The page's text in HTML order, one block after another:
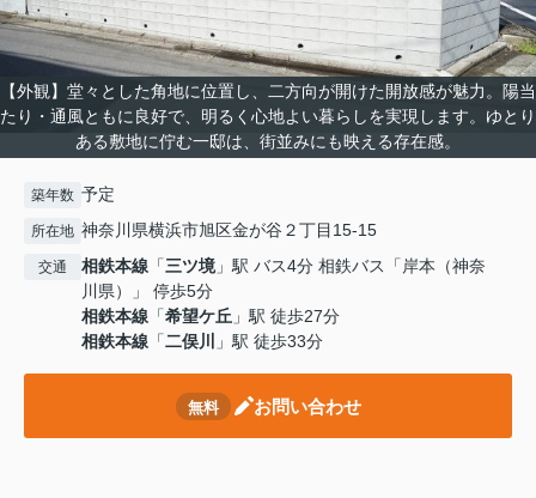
【外観】堂々とした角地に位置し、二方向が開けた開放感が魅力。陽当
たり・通風ともに良好で、明るく心地よい暮らしを実現します。ゆとり
ある敷地に佇む一邸は、街並みにも映える存在感。
築年数 予定
所在地 神奈川県横浜市旭区金が谷２丁目15-15
交通 相鉄本線 「三ツ境」駅 バス4分 相鉄バス「岸本（神奈
川県）」 停歩5分
相鉄本線 「希望ケ丘 」駅 徒歩27分
相鉄本線 「二俣川 」駅 徒歩33分
無料 お問い合わせ